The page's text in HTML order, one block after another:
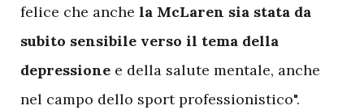
felice che anche la McLaren sia stata da
subito sensibile verso il tema della
depressione e della salute mentale, anche
nel campo dello sport professionistico".